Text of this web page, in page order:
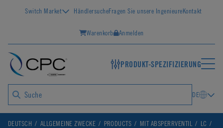
Switch Market HändlersucheFragen Sie unsere IngenieureKontakt
Warenkorb Anmelden
PRODUKT-SPEZIFIZIERUNG
DE
DEUTSCH ALLGEMEINE ZWECKE PRODUCTS MIT ABSPERRVENTIL
LC